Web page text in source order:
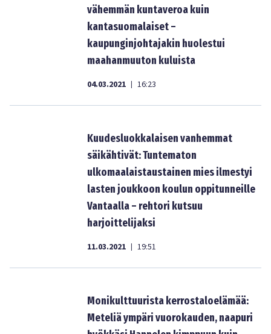
vähemmän kuntaveroa kuin
kantasuomalaiset –
kaupunginjohtajakin huolestui
maahanmuuton kuluista
04.03.2021 | 16:23
Kuudesluokkalaisen vanhemmat
säikähtivät: Tuntematon
ulkomaalaistaustainen mies ilmestyi
lasten joukkoon koulun oppitunneille
Vantaalla – rehtori kutsuu
harjoittelijaksi
11.03.2021 | 19:51
Monikulttuurista kerrostaloelämää:
Meteliä ympäri vuorokauden, naapuri